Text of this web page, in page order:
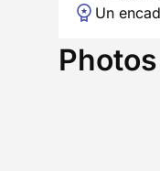
Un
Photos